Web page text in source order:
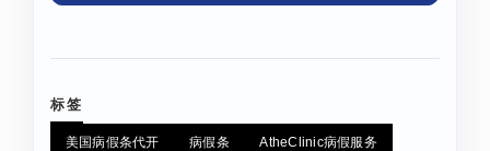
标签
美国病假条代开 病假条 AtheClinic病假服务